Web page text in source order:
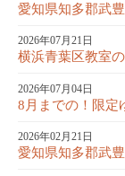
愛知県知多郡武
2026年07月21日
横浜青葉区教室
2026年07月04日
8月までの！限定
2026年02月21日
愛知県知多郡武